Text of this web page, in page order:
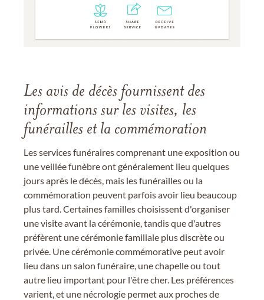
Les avis de décès fournissent des
informations sur les visites, les
funérailles et la commémoration
Les services funéraires comprenant une exposition ou
une veillée funèbre ont généralement lieu quelques
jours après le décès, mais les funérailles ou la
commémoration peuvent parfois avoir lieu beaucoup
plus tard. Certaines familles choisissent d'organiser
une visite avant la cérémonie, tandis que d'autres
préfèrent une cérémonie familiale plus discrète ou
privée. Une cérémonie commémorative peut avoir
lieu dans un salon funéraire, une chapelle ou tout
autre lieu important pour l'être cher. Les préférences
varient, et une nécrologie permet aux proches de